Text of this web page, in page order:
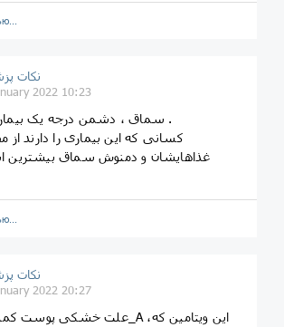
نکات
2022 10:23
سماق ، دشمن درجه یک بیماری نقرس است .
کسانی که این بیماری را دارند
غذاهایشان و دمنوش سماق بیشترین
نکات
2022 20:27